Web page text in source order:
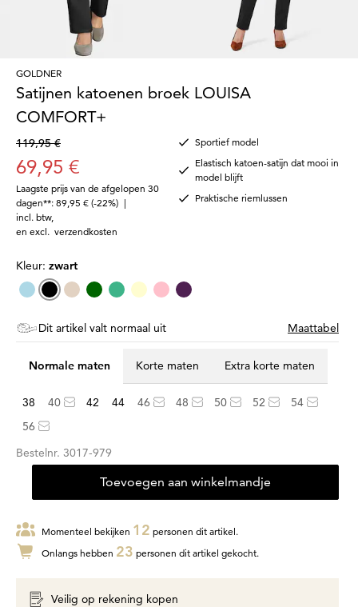
GOLDNER
Satijnen katoenen broek LOUISA
COMFORT+
119,95 €
69,95 €
Laagste prijs van de afgelopen 30
dagen**: 89,95 € (-22%) |
incl. btw,
en excl. verzendkosten
Sportief model
Elastisch katoen-satijn dat mooi in
model blijft
Praktische riemlussen
Kleur: zwart
Dit artikel valt normaal uit Maattabel
Normale maten Korte maten Extra korte maten
38 40 42 44 46 48 50 52
54
56
Bestelnr. 3017-979
Toevoegen aan winkelmandje
Momenteel bekijken 12 personen dit artikel.
Onlangs hebben 23 personen dit artikel gekocht.
Veilig op rekening kopen